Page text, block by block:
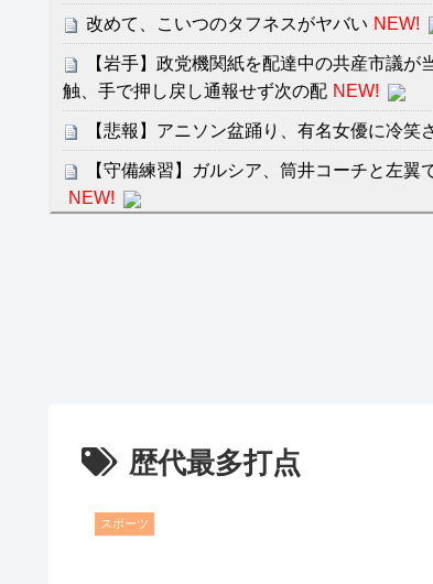
改めて、こいつのタフネスがヤバい NEW!
【岩手】政党機関紙を配達中の共産市議
触、手で押し戻し通報せず次の配 NEW!
【悲報】アニソン盆踊り、有名女優に冷笑
【守備練習】ガルシア、筒井コーチと左
NEW!
歴代最多打点
スポーツ